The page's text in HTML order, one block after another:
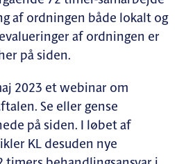
af ordningen både lokalt og
af ordningen er
på siden.
2023 et webinar om
Se eller gense
på siden. I løbet af
KL desuden nye